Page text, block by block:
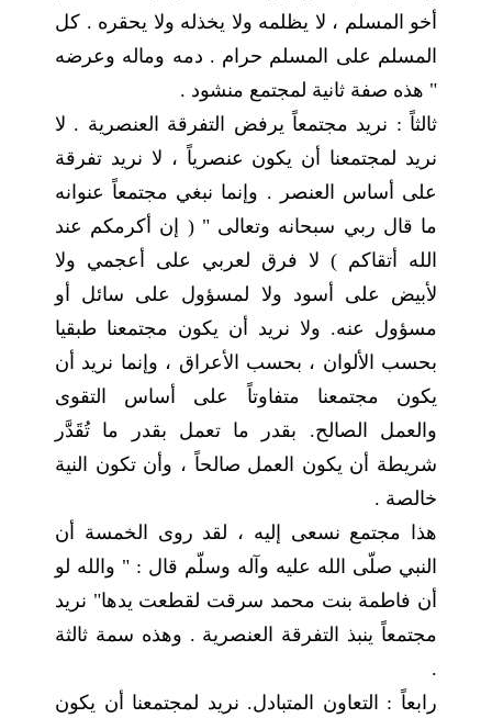
أخو المسلم ، لا يظلمه ولا يخذله ولا يحقره . كل
المسلم على المسلم حرام . دمه وماله وعرضه
" هذه صفة ثانية لمجتمع منشود .
ثالثاً : نريد مجتمعاً يرفض التفرقة العنصرية . لا
نريد لمجتمعنا أن يكون عنصرياً ، لا نريد تفرقة
على أساس العنصر . وإنما نبغي مجتمعاً عنوانه
ما قال ربي سبحانه وتعالى " ( إن أكرمكم عند
الله أتقاكم ) لا فرق لعربي على أعجمي ولا
لأبيض على أسود ولا لمسؤول على سائل أو
مسؤول عنه. ولا نريد أن يكون مجتمعنا طبقيا
بحسب الألوان ، بحسب الأعراق ، وإنما نريد أن
يكون مجتمعنا متفاوتاً على أساس التقوى
والعمل الصالح. بقدر ما تعمل بقدر ما تُقَدَّر
شريطة أن يكون العمل صالحاً ، وأن تكون النية
خالصة .
هذا مجتمع نسعى إليه ، لقد روى الخمسة أن
النبي صلّى الله عليه وآله وسلّم قال : " والله لو
أن فاطمة بنت محمد سرقت لقطعت يدها" نريد
مجتمعاً ينبذ التفرقة العنصرية . وهذه سمة ثالثة
.
رابعاً : التعاون المتبادل. نريد لمجتمعنا أن يكون